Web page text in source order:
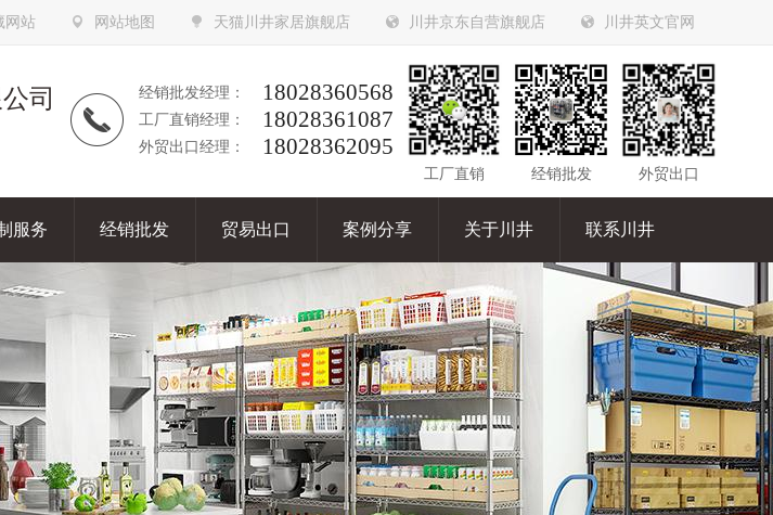
网站 网站地图 天猫川井家居旗舰店 川井京东自营旗舰店 川井英文官网
经销批发经理： 18028360568
工厂直销经理： 18028361087
外贸出口经理： 18028362095
司
工厂直销 经销批发 外贸出口
服务 经销批发 贸易出口 案例分享 关于川井 联系川井